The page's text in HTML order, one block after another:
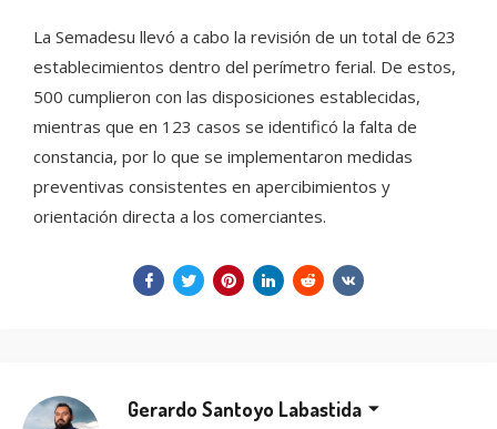
La Semadesu llevó a cabo la revisión de un total de 623
establecimientos dentro del perímetro ferial. De estos,
500 cumplieron con las disposiciones establecidas,
mientras que en 123 casos se identificó la falta de
constancia, por lo que se implementaron medidas
preventivas consistentes en apercibimientos y
orientación directa a los comerciantes.
Gerardo Santoyo Labastida